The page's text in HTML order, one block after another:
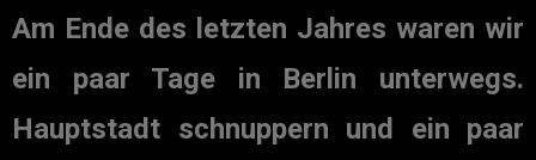
Am Ende des letzten Jahres waren wir
ein paar Tage in Berlin unterwegs.
Hauptstadt schnuppern und ein paar